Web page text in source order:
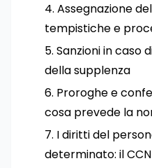
Assegnazione
tempistiche e
Sanzioni in caso
della supplenza
Proroghe e
cosa prevede la
I diritti del
determinato: il